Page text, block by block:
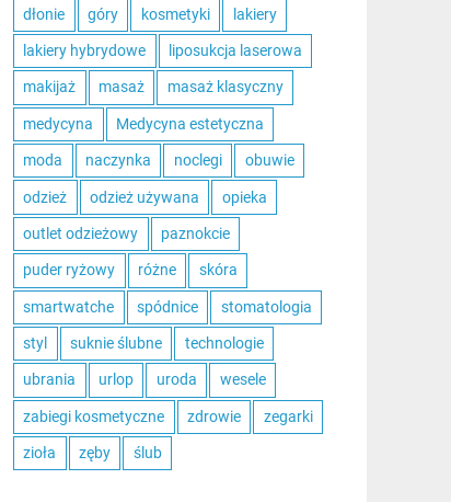
dłonie góry kosmetyki lakiery
lakiery hybrydowe liposukcja laserowa
makijaż masaż masaż klasyczny
medycyna Medycyna estetyczna
moda naczynka noclegi obuwie
odzież odzież używana opieka
outlet odzieżowy paznokcie
puder ryżowy różne skóra
smartwatche spódnice stomatologia
styl suknie ślubne technologie
ubrania urlop uroda wesele
zabiegi kosmetyczne zdrowie zegarki
zioła zęby ślub